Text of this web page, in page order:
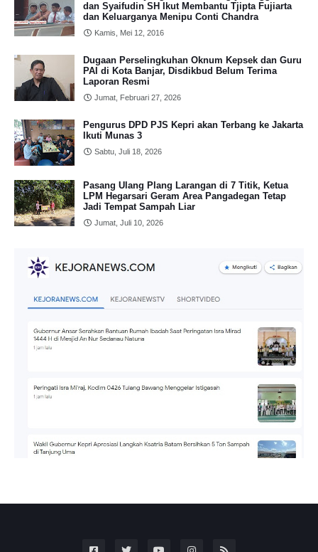
dan Syaifudin SH Ikut Membantu Tjipta Fujiarta
dan Keluarganya Menipu Conti Chandra
Kamis, Mei 12, 2016
Dugaan Perselingkuhan Oknum Kepsek dan Guru
PAI di Kota Banjar, Disdikbud Belum Terima
Laporan Resmi
Jumat, Februari 27, 2026
Pengurus DPD PJS Kepri akan Terbang ke Jakarta
Ikuti Munas 3
Sabtu, Juli 18, 2026
Pasang Ulang Plang Larangan di 7 Titik, Ketua
LPM Hegarsari Geram Area Pangadegan Tetap
Jadi Tempat Sampah Liar
Jumat, Juli 10, 2026